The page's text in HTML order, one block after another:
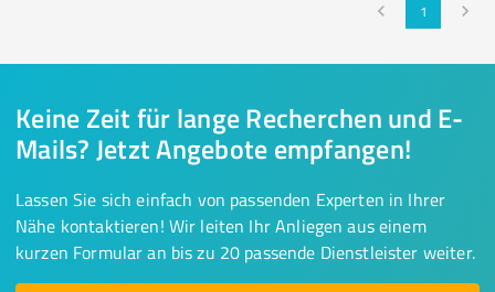
1
Keine Zeit für lange Recherchen und E-
Mails? Jetzt Angebote empfangen!
Lassen Sie sich einfach von passenden Experten in Ihrer
Nähe kontaktieren! Wir leiten Ihr Anliegen aus einem
kurzen Formular an bis zu 20 passende Dienstleister weiter.